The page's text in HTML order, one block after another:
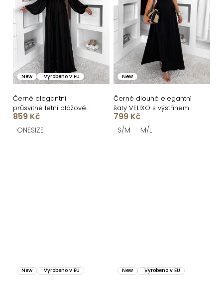
New Vyrobeno v EU
Černé elegantní
průsvitné letní plážové
maxi šaty UMARIE s
dlouhým rukávem
859 Kč
ONESIZE
New
Černé dlouhé elegantní
šaty VELIXO s výstřihem
799 Kč
S/M M/L
New Vyrobeno v EU New Vyrobeno v EU